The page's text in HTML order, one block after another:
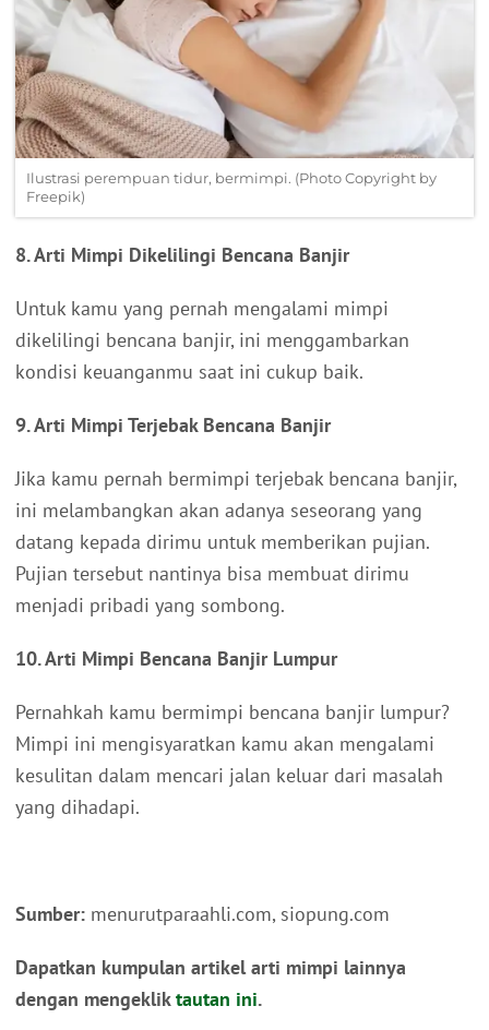
Ilustrasi perempuan tidur, bermimpi. (Photo Copyright by
Freepik)
8. Arti Mimpi Dikelilingi Bencana Banjir
Untuk kamu yang pernah mengalami mimpi
dikelilingi bencana banjir, ini menggambarkan
kondisi keuanganmu saat ini cukup baik.
9. Arti Mimpi Terjebak Bencana Banjir
Jika kamu pernah bermimpi terjebak bencana banjir,
ini melambangkan akan adanya seseorang yang
datang kepada dirimu untuk memberikan pujian.
Pujian tersebut nantinya bisa membuat dirimu
menjadi pribadi yang sombong.
10. Arti Mimpi Bencana Banjir Lumpur
Pernahkah kamu bermimpi bencana banjir lumpur?
Mimpi ini mengisyaratkan kamu akan mengalami
kesulitan dalam mencari jalan keluar dari masalah
yang dihadapi.
Sumber: menurutparaahli.com, siopung.com
Dapatkan kumpulan artikel arti mimpi lainnya
dengan mengekliktautan ini.